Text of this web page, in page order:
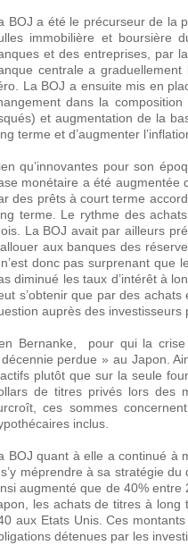
BOJ a été le précurseur de la
immobilière et boursière
et des entreprises, par
centrale a graduellement
La BOJ a ensuite mis en
dans la
et augmentation de la
terme et d’augmenter
qu’innovantes pour son
monétaire a été augmentée
des prêts à court terme
terme. Le rythme des
La BOJ avait par ailleurs
aux banques des
donc pas surprenant que
diminué les taux d’intérêt à
s’obtenir que par des
auprès des investisseurs
Bernanke, pour qui la
perdue » au Japon.
plutôt que sur la seule
de titres privés lors des
ces sommes
inclus.
BOJ quant à elle a continué à
méprendre à sa stratégie
augmenté que de 40%
les achats de titres à long
aux Etats Unis. Ces
détenues par les